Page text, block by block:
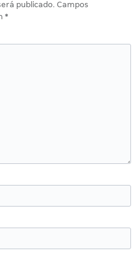
publicado. Campos
*